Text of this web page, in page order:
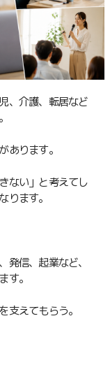
、介護、転居など
あります。
ない」と考えてし
ります。
発信、起業など、
す。
支えてもらう。